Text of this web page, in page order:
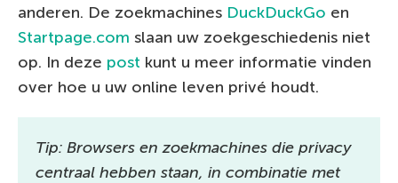
anderen. De zoekmachines DuckDuckGo en
Startpage.com slaan uw zoekgeschiedenis niet
op. In deze post kunt u meer informatie vinden
over hoe u uw online leven privé houdt.
Tip: Browsers en zoekmachines die privacy
centraal hebben staan, in combinatie met